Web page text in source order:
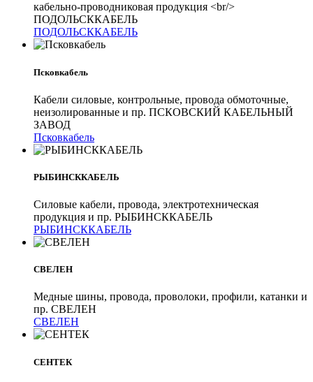
кабельно-проводниковая продукция <br/>
ПОДОЛЬСККАБЕЛЬ
ПОДОЛЬСККАБЕЛЬ
Псковкабель
Кабели силовые, контрольные, провода обмоточные,
неизолированные и пр. ПСКОВСКИЙ КАБЕЛЬНЫЙ
ЗАВОД
Псковкабель
РЫБИНСККАБЕЛЬ
Силовые кабели, провода, электротехническая
продукция и пр. РЫБИНСККАБЕЛЬ
РЫБИНСККАБЕЛЬ
СВЕЛЕН
Медные шины, провода, проволоки, профили, катанки и
пр. СВЕЛЕН
СВЕЛЕН
СЕНТЕК